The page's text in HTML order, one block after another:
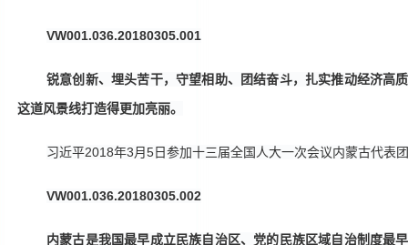
VW001.036.20180305.001
锐意创新、埋头苦干，守望相助、团结奋斗，扎实推动经济高
这道风景线打造得更加亮丽。
习近平2018年3月5日参加十三届全国人大一次会议内蒙古代表
VW001.036.20180305.002
内蒙古是我国最早成立民族自治区、党的民族区域自治制度最